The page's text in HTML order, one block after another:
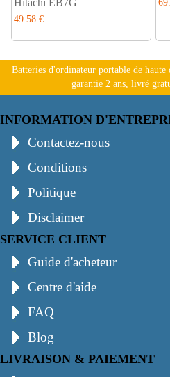
Hitachi EB7G
49.58 €
Batteries d'ordinateur portable de
garantie 2 ans, livré
INFORMATION
Contactez-nous
Conditions
Politique
Disclaimer
SERVICE CLIENT
Guide d'acheteur
Centre d'aide
FAQ
Blog
LIVRAISON & PAIEMENT